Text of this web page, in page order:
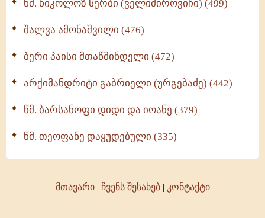
წმ. ნიკოლოზ სერბი (ველიმიროვიჩი) (499)
შალვა ამონაშვილი (476)
ბერი პაისი მთაწმინდელი (472)
არქიმანდრიტი გაბრიელი (ურგებაძე) (442)
წმ. ბარსანოფი დიდი და იოანე (379)
წმ. თეოფანე დაყუდებული (335)
მთავარი| ჩვენს შესახებ| კონტაქტი